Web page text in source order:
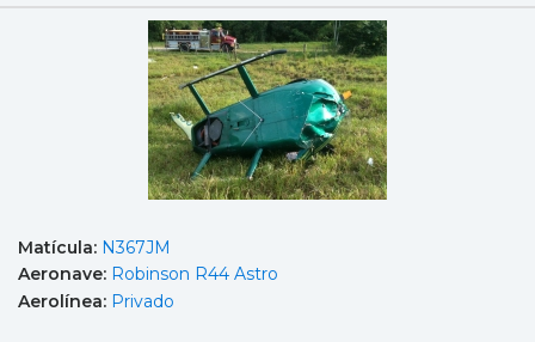
Matícula: N367JM
Aeronave: Robinson R44 Astro
Aerolínea: Privado